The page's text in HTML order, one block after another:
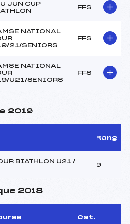
JUN CUP
FFS
NATIONAL
21/SENIORS
FFS
NATIONAL
U21/SENIORS
FFS
2019
Rang
BIATHLON U21 /
9
2018
Cat.